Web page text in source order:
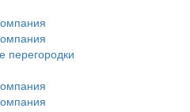
перегородки